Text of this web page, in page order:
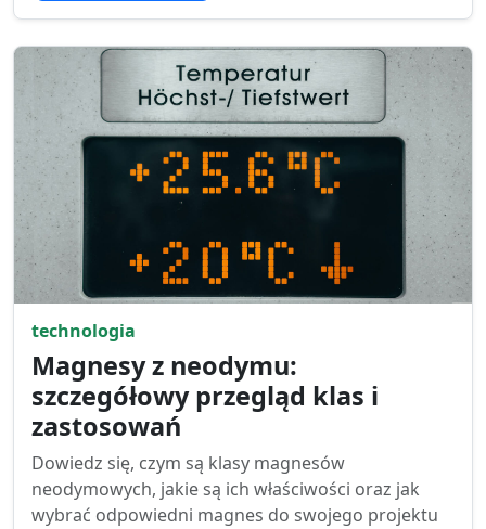
technologia
Magnesy z neodymu:
szczegółowy przegląd klas i
zastosowań
Dowiedz się, czym są klasy magnesów
neodymowych, jakie są ich właściwości oraz jak
wybrać odpowiedni magnes do swojego projektu